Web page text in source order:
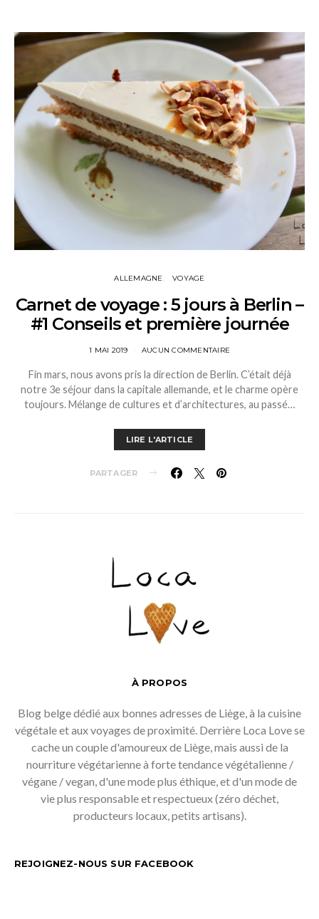
ALLEMAGNE VOYAGE
Carnet de voyage : 5 jours à Berlin –
#1 Conseils et première journée
1 MAI 2019 AUCUN COMMENTAIRE
Fin mars, nous avons pris la direction de Berlin. C’était déjà
notre 3e séjour dans la capitale allemande, et le charme opère
toujours. Mélange de cultures et d’architectures, au passé…
LIRE L'ARTICLE
PARTAGER
À PROPOS
Blog belge dédié aux bonnes adresses de Liège, à la cuisine
végétale et aux voyages de proximité. Derrière Loca Love se
cache un couple d'amoureux de Liège, mais aussi de la
nourriture végétarienne à forte tendance végétalienne /
végane / vegan, d'une mode plus éthique, et d'un mode de
vie plus responsable et respectueux (zéro déchet,
producteurs locaux, petits artisans).
REJOIGNEZ-NOUS SUR FACEBOOK